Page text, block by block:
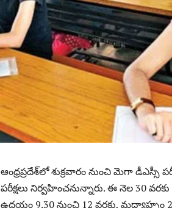
ఆంధ్ర‌ప్ర‌దేశ్‌లో శుక్రవారం నుంచి మెగా డీఎస్సీ
ప‌రీక్ష‌లు నిర్వ‌హించ‌నున్నారు. ఈ నెల 30
ఉదయం 9.30 నుంచి 12 వరకు, మధ్యాహ్నం